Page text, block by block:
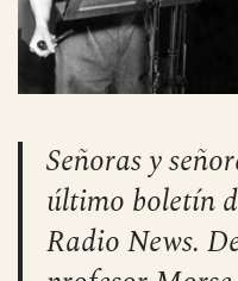
Señoras y
último boletín
Radio News.